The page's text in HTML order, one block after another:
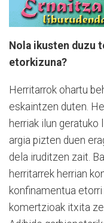
Nola ikusten duzu
etorkizuna?
Herritarrok ohartu
eskaintzen duten.
herriak ilun geratuko
argia pizten duen
dela iruditzen zait.
herritarrek herrian
konfinamentua
komertzioak itxita